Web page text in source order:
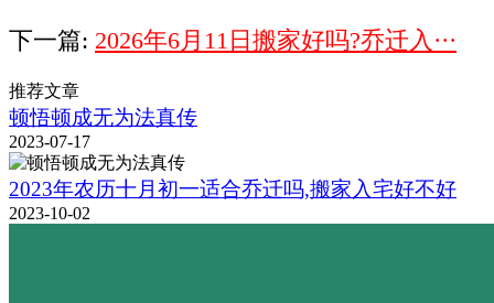
下一篇: 2026年6月11日搬家好吗?乔迁入···
推荐文章
顿悟顿成无为法真传
2023-07-17
2023年农历十月初一适合乔迁吗,搬家入宅好不好
2023-10-02